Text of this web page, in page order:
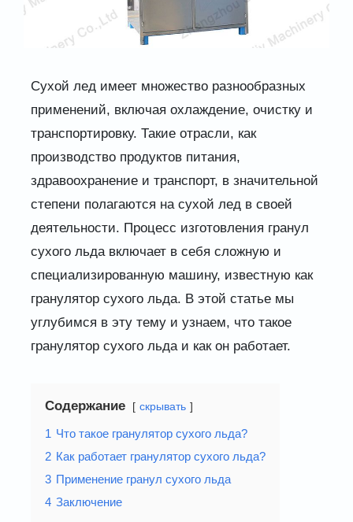
Сухой лед имеет множество разнообразных
применений, включая охлаждение, очистку и
транспортировку. Такие отрасли, как
производство продуктов питания,
здравоохранение и транспорт, в значительной
степени полагаются на сухой лед в своей
деятельности. Процесс изготовления гранул
сухого льда включает в себя сложную и
специализированную машину, известную как
гранулятор сухого льда. В этой статье мы
углубимся в эту тему и узнаем, что такое
гранулятор сухого льда и как он работает.
Содержание скрывать
1 Что такое гранулятор сухого льда?
2 Как работает гранулятор сухого льда?
3 Применение гранул сухого льда
4 Заключение